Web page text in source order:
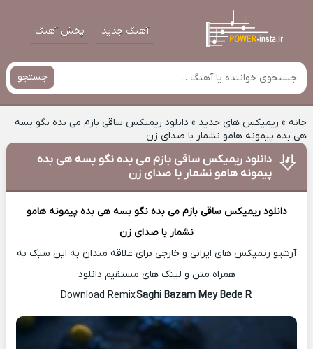
آهنگ جدید پخش آهنگ
جستجو
خانه» ریمیکس های جدید » دانلود ریمیکس ساقی بازم می بده نگو بسه
هی بده پیمونه هامو نشمار با صدای زن
دانلود ریمیکس ساقی بازم می بده نگو بسه هی بده
پیمونه هامو نشمار با صدای زن
دانلود ریمیکس ساقی بازم می بده نگو بسه هی بده پیمونه هامو
نشمار با صدای زن
آرشیو ریمیکس های ایرانی و خارجی برای علاقه مندان به این سبک به
همراه متن و لینک های مستقیم دانلود
Saghi Bazam Mey Bede R